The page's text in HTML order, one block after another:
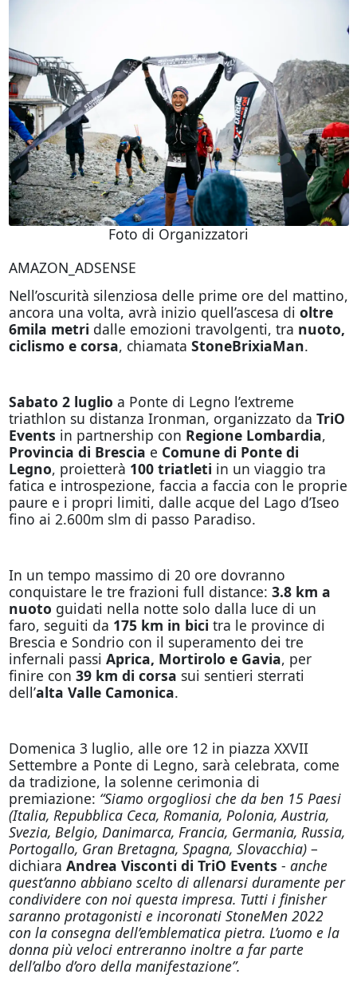
Foto di Organizzatori
AMAZON_ADSENSE
Nell’oscurità silenziosa delle prime ore del mattino,
ancora una volta, avrà inizio quell’ascesa di oltre
6mila metri dalle emozioni travolgenti, tra nuoto,
ciclismo e corsa, chiamata StoneBrixiaMan.
Sabato 2 luglio a Ponte di Legno l’extreme
triathlon su distanza Ironman, organizzato da TriO
Events in partnership con Regione Lombardia,
Provincia di Brescia e Comune di Ponte di
Legno, proietterà 100 triatleti in un viaggio tra
fatica e introspezione, faccia a faccia con le proprie
paure e i propri limiti, dalle acque del Lago d’Iseo
fino ai 2.600m slm di passo Paradiso.
In un tempo massimo di 20 ore dovranno
conquistare le tre frazioni full distance: 3.8 km a
nuoto guidati nella notte solo dalla luce di un
faro, seguiti da 175 km in bici tra le province di
Brescia e Sondrio con il superamento dei tre
infernali passi Aprica, Mortirolo e Gavia, per
finire con 39 km di corsa sui sentieri sterrati
dell’alta Valle Camonica.
Domenica 3 luglio, alle ore 12 in piazza XXVII
Settembre a Ponte di Legno, sarà celebrata, come
da tradizione, la solenne cerimonia di
premiazione: “Siamo orgogliosi che da ben 15 Paesi
(Italia, Repubblica Ceca, Romania, Polonia, Austria,
Svezia, Belgio, Danimarca, Francia, Germania, Russia,
Portogallo, Gran Bretagna, Spagna, Slovacchia) –
dichiara Andrea Visconti di TriO Events - anche
quest’anno abbiano scelto di allenarsi duramente per
condividere con noi questa impresa. Tutti i finisher
saranno protagonisti e incoronati StoneMen 2022
con la consegna dell’emblematica pietra. L’uomo e la
donna più veloci entreranno inoltre a far parte
dell’albo d’oro della manifestazione”.